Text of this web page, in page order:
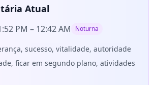
Atual
PM – 12:42 AM Noturna
sucesso, vitalidade, autoridade
ficar em segundo plano, atividades